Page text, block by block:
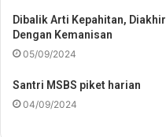
Dibalik Arti Kepahitan, Diakhir
Dengan Kemanisan
05/09/2024
Santri MSBS piket harian
04/09/2024